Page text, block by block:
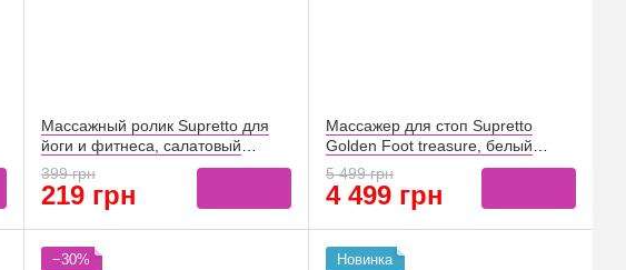
Массажный ролик Supretto для
йоги и фитнеса, салатовый
(57270001)
399 грн
219 грн
Массажер для стоп Supretto
Golden Foot treasure, белый
(M002)
5 499 грн
4 499 грн
−30%
Новинка